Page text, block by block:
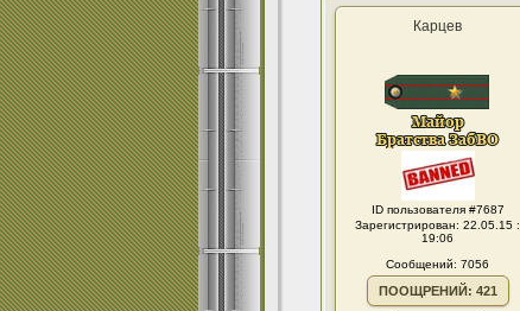
Карцев
ID пользователя #7687
Зарегистрирован: 22.05.15 :
19:06
Сообщений: 7056
ПООЩРЕНИЙ: 421